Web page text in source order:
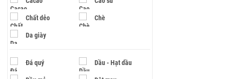
Chất dẻo Chè
Da giày
Đá quý Dầu - Hạt dầu